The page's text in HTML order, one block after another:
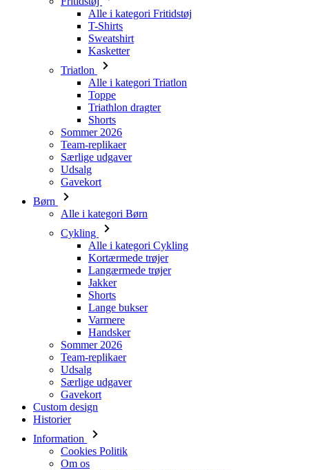
Sommer 2026
Team-replikaer
Særlige udgaver
Udsalg
Alle i kategori Børn
Cykling
Alle i kategori Cykling
Kortærmede trøjer
Langærmede trøjer
Jakker
Shorts
Lange bukser
Handsker
Sommer 2026
Team-replikaer
Udsalg
Særlige udgaver
Gavekort
Custom design
Information
Cookies Politik
Om os
Generel forordning om databeskyttelse
Vilkår for tjenesten
For kunder
Levering
Størrelsesguide
Retur
FAQ
Kontakt
Downloads